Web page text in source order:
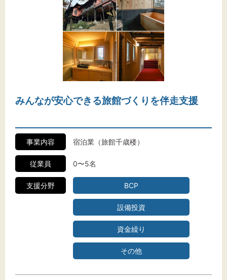
みんなが安心できる旅館づくりを伴走支援
事業内容 宿泊業（旅館千歳楼）
従業員 0〜5名
支援分野 BCP
設備投資
資金繰り
その他